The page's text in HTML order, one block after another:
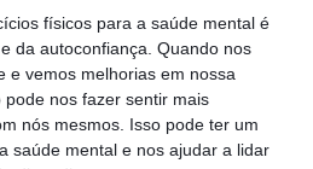
físicos para a saúde mental é
da autoconfiança. Quando nos
e vemos melhorias em nossa
nos fazer sentir mais
nós mesmos. Isso pode ter um
saúde mental e nos ajudar a lidar